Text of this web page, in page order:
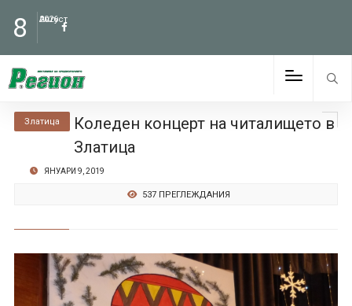
8 Август
2026
Златица
Коледен концерт на читалището в
Златица
ЯНУАРИ 9, 2019
537 ПРЕГЛЕЖДАНИЯ